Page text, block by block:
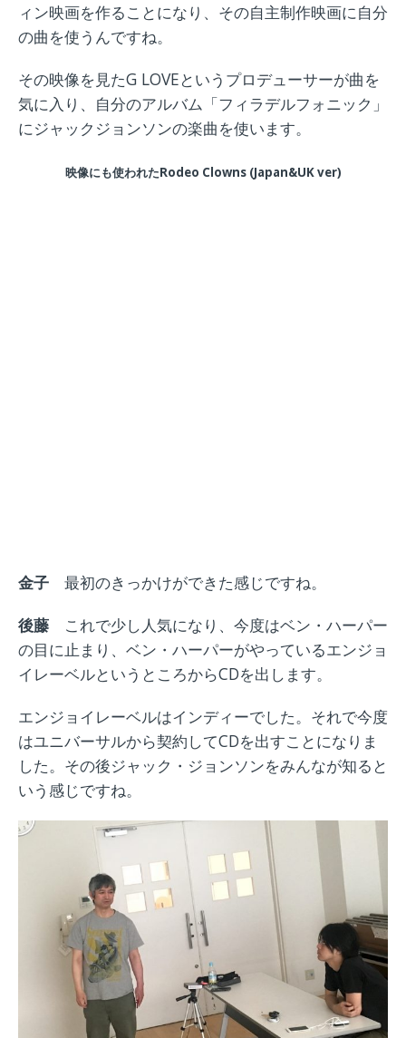
ィン映画を作ることになり、その自主制作映画に自分
の曲を使うんですね。
その映像を見たG LOVEというプロデューサーが曲を
気に入り、自分のアルバム「フィラデルフォニック」
にジャックジョンソンの楽曲を使います。
映像にも使われたRodeo Clowns (Japan&UK ver)
金子 最初のきっかけができた感じですね。
後藤 これで少し人気になり、今度はベン・ハーパー
の目に止まり、ベン・ハーパーがやっているエンジョ
イレーベルというところからCDを出します。
エンジョイレーベルはインディーでした。それで今度
はユニバーサルから契約してCDを出すことになりま
した。その後ジャック・ジョンソンをみんなが知ると
いう感じですね。